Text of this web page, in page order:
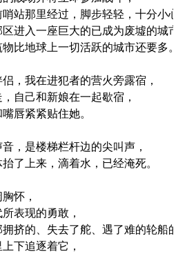
站那里经过，脚步轻轻，十分小心
进入一座巨大的已成为废墟的城市
比地球上一切活跃的城市还要多。
，我在进犯者的营火旁露宿，
自己和新娘在一起歇宿，
唇紧紧贴住她。
，是楼梯栏杆边的尖叫声，
了上来，滴着水，已经淹死。
怀，
表现的勇敢，
挤的、失去了舵、遇了难的轮船的
下追逐着它，